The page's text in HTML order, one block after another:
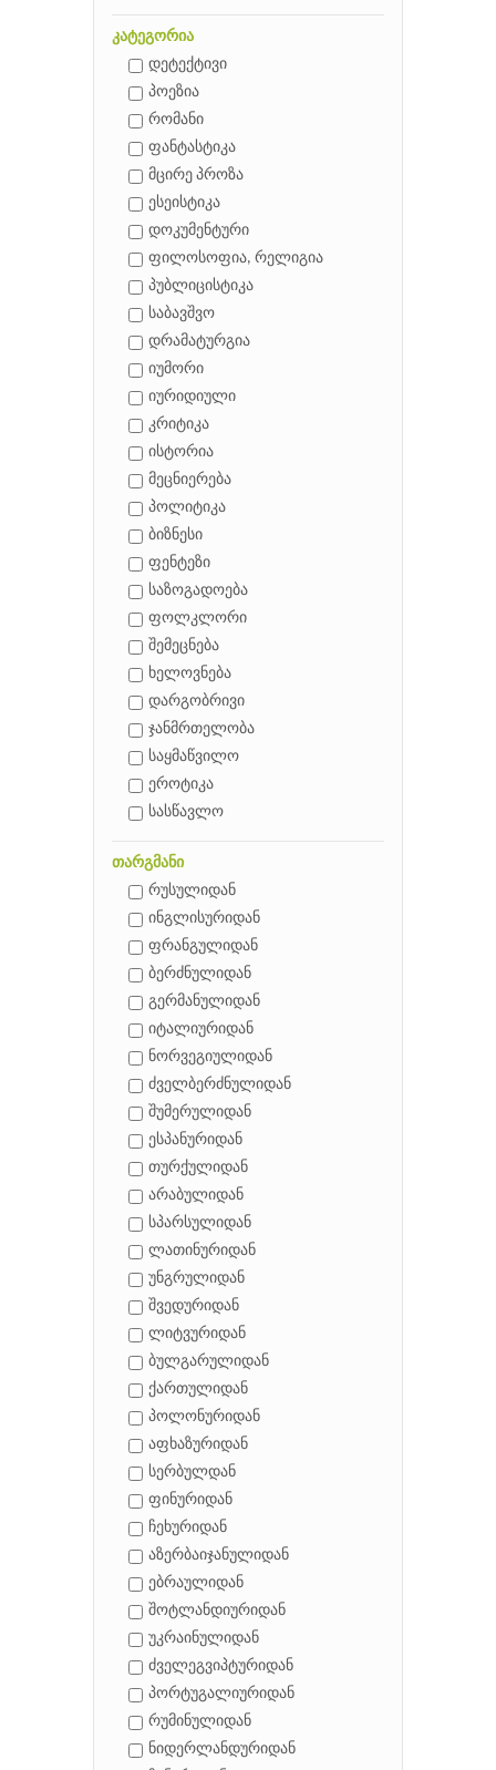
კატეგორია
დეტექტივი
პოეზია
რომანი
ფანტასტიკა
მცირე პროზა
ესეისტიკა
დოკუმენტური
ფილოსოფია, რელიგია
პუბლიცისტიკა
საბავშვო
დრამატურგია
იუმორი
იურიდიული
კრიტიკა
ისტორია
მეცნიერება
პოლიტიკა
ბიზნესი
ფენტეზი
საზოგადოება
ფოლკლორი
შემეცნება
ხელოვნება
დარგობრივი
ჯანმრთელობა
საყმაწვილო
ეროტიკა
სასწავლო
თარგმანი
რუსულიდან
ინგლისურიდან
ფრანგულიდან
ბერძნულიდან
გერმანულიდან
იტალიურიდან
ნორვეგიულიდან
ძველბერძნულიდან
შუმერულიდან
ესპანურიდან
თურქულიდან
არაბულიდან
სპარსულიდან
ლათინურიდან
უნგრულიდან
შვედურიდან
ლიტვურიდან
ბულგარულიდან
ქართულიდან
პოლონურიდან
აფხაზურიდან
სერბულდან
ფინურიდან
ჩეხურიდან
აზერბაიჯანულიდან
ებრაულიდან
შოტლანდიურიდან
უკრაინულიდან
ძველეგვიპტურიდან
პორტუგალიურიდან
რუმინულიდან
ნიდერლანდურიდან